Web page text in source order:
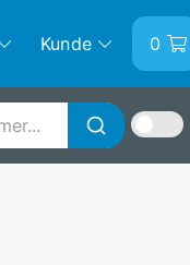
Kunde
Anmelden
0